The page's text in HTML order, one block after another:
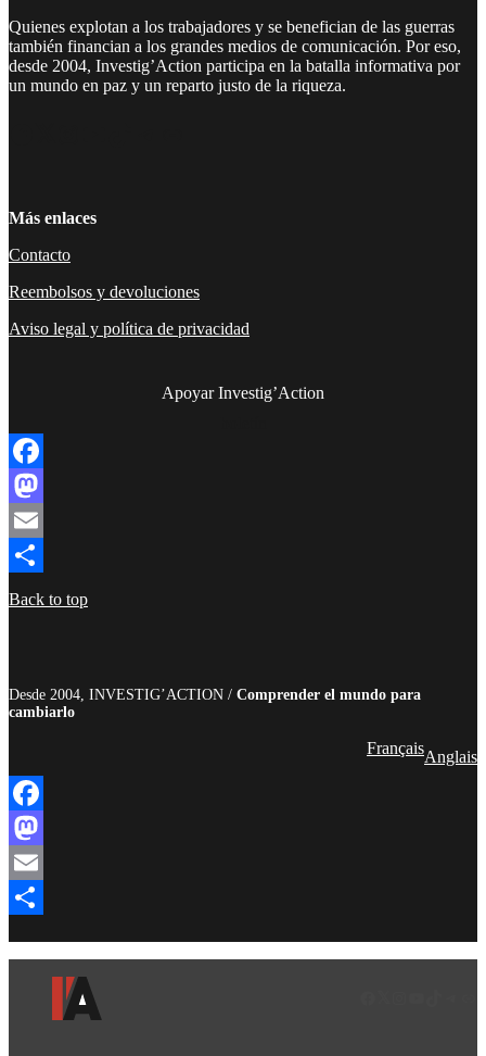
Quienes explotan a los trabajadores y se benefician de las guerras
también financian a los grandes medios de comunicación. Por eso,
desde 2004, Investig’Action participa en la batalla informativa por
un mundo en paz y un reparto justo de la riqueza.
Más enlaces
Contacto
Reembolsos y devoluciones
Aviso legal y política de privacidad
Apoyar Investig’Action
Facebook
Mastodon
Email
Compartir
Back to top
Desde 2004, INVESTIG’ACTION / Comprender el mundo para
cambiarlo
FrançaisAnglais
Facebook
Mastodon
Email